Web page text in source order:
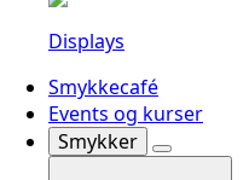
Displays
Smykkecafé
Events og kurser
Smykker